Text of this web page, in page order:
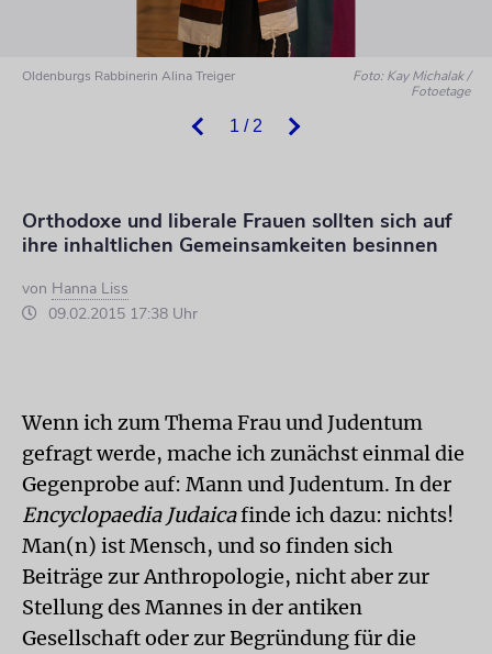
1 / 2
Oldenburgs Rabbinerin Alina Treiger
Foto: Kay Michalak /
Fotoetage
Orthodoxe und liberale Frauen sollten sich auf
ihre inhaltlichen Gemeinsamkeiten besinnen
von Hanna Liss
09.02.2015 17:38 Uhr
Wenn ich zum Thema Frau und Judentum
gefragt werde, mache ich zunächst einmal die
Gegenprobe auf: Mann und Judentum. In der
Encyclopaedia Judaicafinde ich dazu: nichts!
Man(n) ist Mensch, und so finden sich
Beiträge zur Anthropologie, nicht aber zur
Stellung des Mannes in der antiken
Gesellschaft oder zur Begründung für die